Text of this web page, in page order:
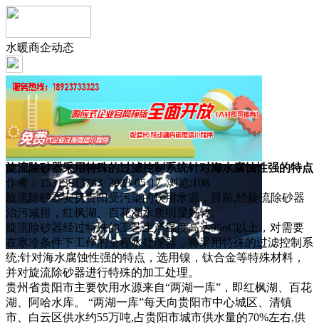
水暖商企动态
旋流除砂器采用特殊的过滤控制系统针对海水腐蚀性强的特点
作者：15313913783 2023-05-17 浏览:108
旋流除砂器安抚贵阳受污染的饮用水源，目前,经旋流除砂器
治污减排，红枫湖、百花湖水质明显好转。
旋流除砂器经过特殊的工艺生产温度高达95oC以上，对需要
在寒冷条件下工作的全程水处理器，将采用特殊的过滤控制系
统;针对海水腐蚀性强的特点，选用镍，钛合金等特殊材料，
并对旋流除砂器进行特殊的加工处理。
贵州省贵阳市主要饮用水源来自“两湖一库”，即红枫湖、百花
湖、阿哈水库。 “两湖一库”每天向贵阳市中心城区、清镇
市、白云区供水约55万吨,占贵阳市城市供水量的70%左右,供